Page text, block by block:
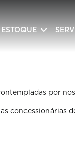
ESTOQUE
por
concessionárias